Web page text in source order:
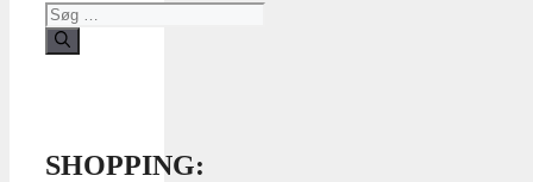
Søg
efter:
SHOPPING: